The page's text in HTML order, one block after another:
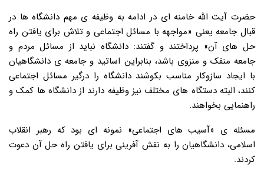
حضرت آیت الله خامنه ای در ادامه به وظیفه ی مهم دانشگاه ها در
قبال جامعه یعنی «مواجهه با مسائل اجتماعی و تلاش برای یافتن راه
حل های آن» پرداختند و گفتند: دانشگاه نباید از مسائل مردم و
جامعه منفک و منزوی باشد، بنابراین اساتید و جامعه ی دانشگاهیان
با ایجاد سازوکار مناسب بکوشند دانشگاه را درگیر مسائل اجتماعی
کنند، البته دستگاه های مختلف نیز وظیفه دارند از دانشگاه ها کمک و
راهنمایی بخواهند.
مسئله ی «آسیب های اجتماعی» نمونه ای بود که رهبر انقلاب
اسلامی، دانشگاهیان را به نقش آفرینی برای یافتن راه حل آن دعوت
کردند.